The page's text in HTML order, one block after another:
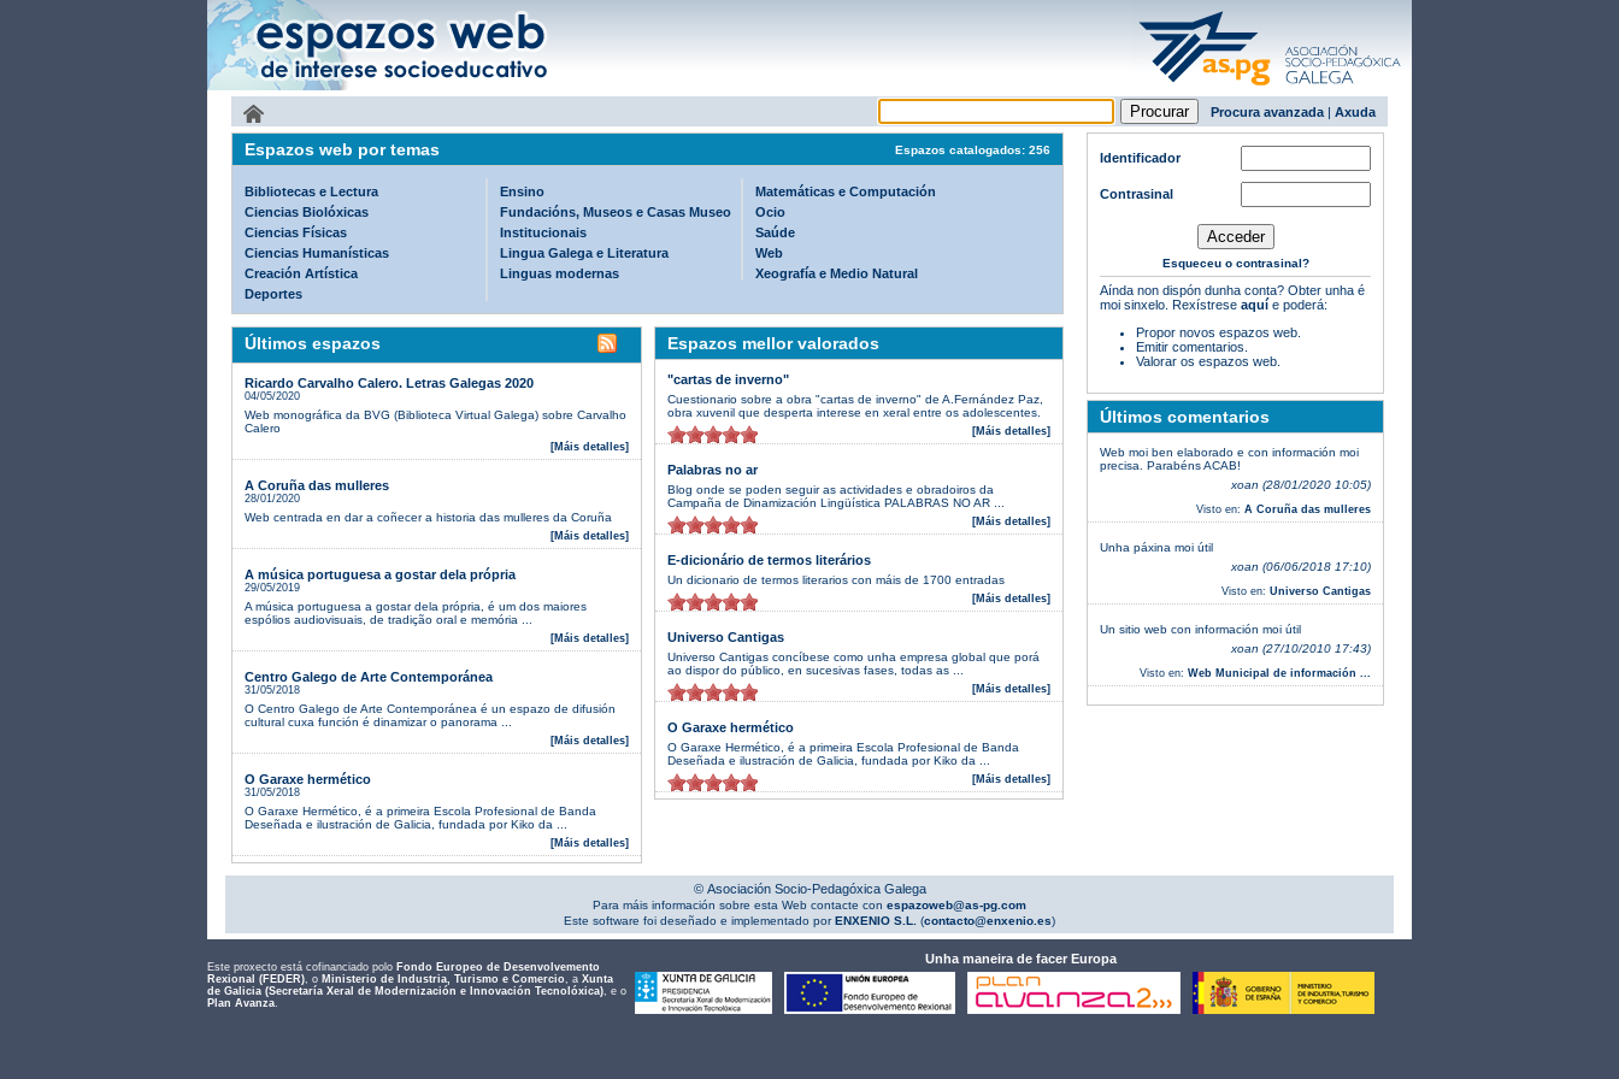
Procura avanzada | Axuda
Espazos web por temas Espazos catalogados: 256
Bibliotecas e Lectura
Ciencias Biolóxicas
Ciencias Físicas
Ciencias Humanísticas
Creación Artística
Deportes
Ensino
Fundacións, Museos e Casas Museo
Institucionais
Lingua Galega e Literatura
Linguas modernas
Matemáticas e Computación
Ocio
Saúde
Web
Xeografía e Medio Natural
Últimos espazos
Ricardo Carvalho Calero. Letras Galegas 2020
04/05/2020
Web monográfica da BVG (Biblioteca Virtual Galega) sobre Carvalho
Calero
[Máis detalles]
A Coruña das mulleres
28/01/2020
Web centrada en dar a coñecer a historia das mulleres da Coruña
[Máis detalles]
A música portuguesa a gostar dela própria
29/05/2019
A música portuguesa a gostar dela própria, é um dos maiores
espólios audiovisuais, de tradição oral e memória ...
[Máis detalles]
Centro Galego de Arte Contemporánea
31/05/2018
O Centro Galego de Arte Contemporánea é un espazo de difusión
cultural cuxa función é dinamizar o panorama ...
[Máis detalles]
O Garaxe hermético
31/05/2018
O Garaxe Hermético, é a primeira Escola Profesional de Banda
Deseñada e ilustración de Galicia, fundada por Kiko da ...
[Máis detalles]
Espazos mellor valorados
"cartas de inverno"
Cuestionario sobre a obra "cartas de inverno" de A.Fernández Paz,
obra xuvenil que desperta interese en xeral entre os adolescentes.
[Máis detalles]
Palabras no ar
Blog onde se poden seguir as actividades e obradoiros da
Campaña de Dinamización Lingüística PALABRAS NO AR ...
[Máis detalles]
E-dicionário de termos literários
Un dicionario de termos literarios con máis de 1700 entradas
[Máis detalles]
Universo Cantigas
Universo Cantigas concíbese como unha empresa global que porá
ao dispor do público, en sucesivas fases, todas as ...
[Máis detalles]
O Garaxe hermético
O Garaxe Hermético, é a primeira Escola Profesional de Banda
Deseñada e ilustración de Galicia, fundada por Kiko da ...
[Máis detalles]
Identificador
Contrasinal
Esqueceu o contrasinal?
Aínda non dispón dunha conta? Obter unha é
moi sinxelo. Rexístreseaquí e poderá:
Propor novos espazos web.
Emitir comentarios.
Valorar os espazos web.
Últimos comentarios
Web moi ben elaborado e con información moi
precisa. Parabéns ACAB!
xoan (28/01/2020 10:05)
Visto en:A Coruña das mulleres
Unha páxina moi útil
xoan (06/06/2018 17:10)
Visto en:Universo Cantigas
Un sitio web con información moi útil
xoan (27/10/2010 17:43)
Visto en:Web Municipal de información ...
© Asociación Socio-Pedagóxica Galega
Para máis información sobre esta Web contacte con espazoweb@as-pg.com
Este software foi deseñado e implementado porENXENIO S.L. (contacto@enxenio.es)
Este proxecto está cofinanciado polo Fondo Europeo de Desenvolvemento
Rexional (FEDER), o Ministerio de Industria, Turismo e Comercio, a Xunta
de Galicia (Secretaría Xeral de Modernización e Innovación Tecnolóxica), e o
Plan Avanza.
Unha maneira de facer Europa